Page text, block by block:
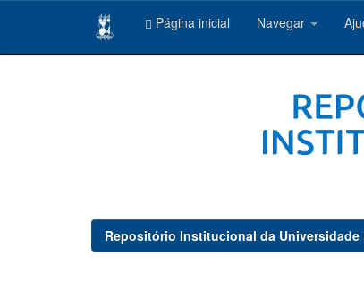
Página inicial Navegar
Repositório Institucional da Universidade